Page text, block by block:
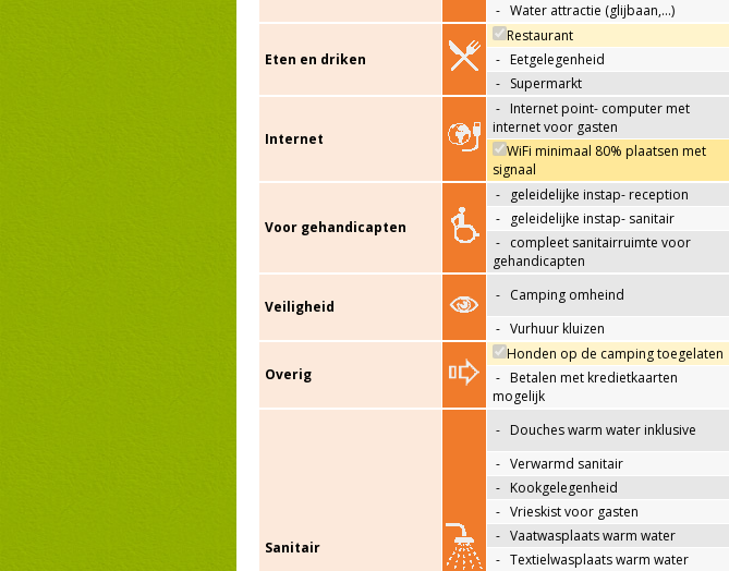
- Water attractie (glijbaan,…)
Eten en driken
Restaurant
- Eetgelegenheid
- Supermarkt
Internet
- Internet point- computer met
internet voor gasten
WiFi minimaal 80% plaatsen met
signaal
Voor gehandicapten
- geleidelijke instap- reception
-
geleidelijke instap- sanitair
- compleet sanitairruimte voor
gehandicapten
Veiligheid
- Camping omheind
- Vurhuur kluizen
Overig
Honden op de camping toegelaten
- Betalen met kredietkaarten
mogelijk
Sanitair
- Douches warm water inklusive
- Verwarmd sanitair
- Kookgelegenheid
- Vrieskist voor gasten
- Vaatwasplaats warm water
- Textielwasplaats warm water